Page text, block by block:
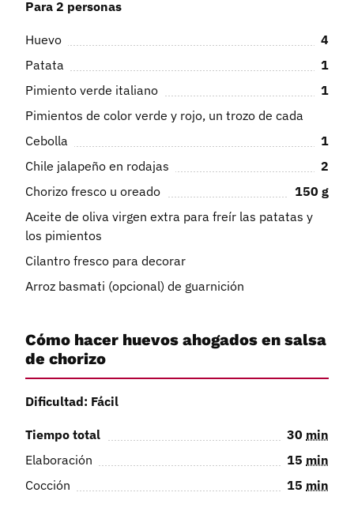
Para 2 personas
Huevo
4
Patata
1
Pimiento verde italiano
1
Pimientos de color verde y rojo, un trozo de cada
Cebolla
1
Chile jalapeño en rodajas
2
Chorizo fresco u oreado
150 g
Aceite de oliva virgen extra para freír las patatas y
los pimientos
Cilantro fresco para decorar
Arroz basmati (opcional) de guarnición
Cómo hacer huevos ahogados en salsa
de chorizo
Dificultad: Fácil
Tiempo total 30 min
Elaboración
15 min
Cocción
15 min